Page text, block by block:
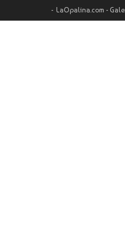
LaOpalina.com -